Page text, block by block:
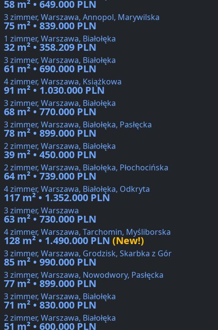
58 m² • 649.000 PLN
3 zimmer, Warszawa, Annopol, Marywilska
75 m² • 839.000 PLN
1 zimmer, Warszawa, Białołęka
32 m² • 358.209 PLN
3 zimmer, Warszawa, Białołęka
61 m² • 690.000 PLN
4 zimmer, Warszawa, Książkowa
91 m² • 1.030.000 PLN
3 zimmer, Warszawa, Białołęka
68 m² • 770.000 PLN
3 zimmer, Warszawa, Białołęka, Pasłęcka
78 m² • 899.000 PLN
2 zimmer, Warszawa, Białołęka
39 m² • 450.000 PLN
2 zimmer, Warszawa, Białołęka, Płochocińska
64 m² • 739.000 PLN
4 zimmer, Warszawa, Białołęka, Odkryta
117 m² • 1.352.000 PLN
3 zimmer, Warszawa
63 m² • 730.000 PLN
4 zimmer, Warszawa, Tarchomin, Myśliborska
128 m² • 1.490.000 PLN (New!)
3 zimmer, Warszawa, Grodzisk, Skarbka z Gór
85 m² • 990.000 PLN
3 zimmer, Warszawa, Nowodwory, Pasłęcka
77 m² • 899.000 PLN
3 zimmer, Warszawa, Białołęka
71 m² • 830.000 PLN
2 zimmer, Warszawa, Białołęka
51 m² • 600.000 PLN